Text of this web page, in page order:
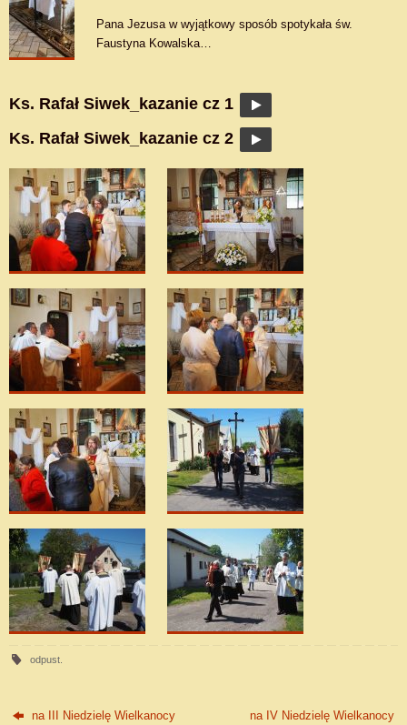
Pana Jezusa w wyjątkowy sposób spotykała św.
Faustyna Kowalska…
Ks. Rafał Siwek_kazanie cz 1
Ks. Rafał Siwek_kazanie cz 2
odpust.
na III Niedzielę Wielkanocy
na IV Niedzielę Wielkanocy